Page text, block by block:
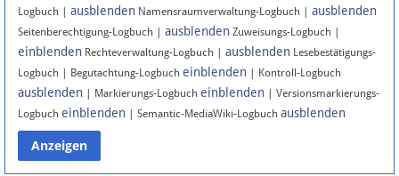
Instagram
Anmelden
Datenschutz
Logbuch | ausblenden Namensraumverwaltung-Logbuch | ausblenden
Seitenberechtigung-Logbuch | ausblenden Zuweisungs-Logbuch |
einblenden Rechteverwaltung-Logbuch | ausblenden Lesebestätigungs-
Logbuch | Begutachtung-Logbuch einblenden | Kontroll-Logbuch
ausblenden | Markierungs-Logbuch einblenden | Versionsmarkierungs-
Logbuch einblenden | Semantic-MediaWiki-Logbuch ausblenden